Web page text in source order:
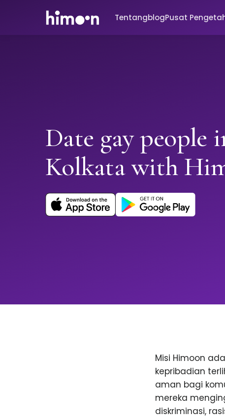
TentangblogPusat
Date gay people
Kolkata with
Misi Himoon
kepribadian
aman bagi
mereka
diskriminasi,